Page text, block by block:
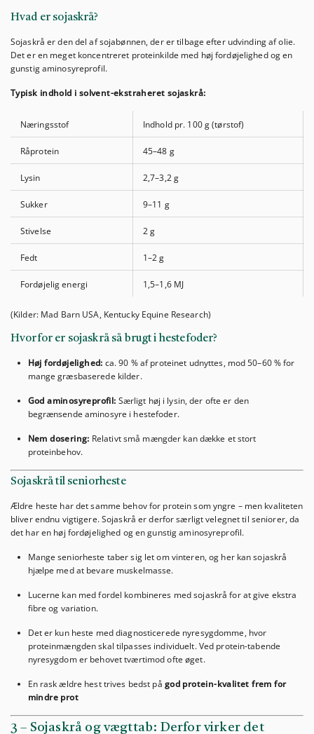
Hvad er sojaskrå?
Sojaskrå er den del af sojabønnen, der er tilbage efter udvinding af olie.
Det er en meget koncentreret proteinkilde med høj fordøjelighed og en
gunstig aminosyreprofil.
Typisk indhold i solvent-ekstraheret sojaskrå:
Næringsstof Indhold pr. 100 g (tørstof)
Råprotein 45–48 g
Lysin 2,7–3,2 g
Sukker 9–11 g
Stivelse 2 g
Fedt 1–2 g
Fordøjelig energi 1,5–1,6 MJ
(Kilder: Mad Barn USA, Kentucky Equine Research)
Hvorfor er sojaskrå så brugt i hestefoder?
Høj fordøjelighed: ca. 90 % af proteinet udnyttes, mod 50–60 % for
mange græsbaserede kilder.
God aminosyreprofil: Særligt høj i lysin, der ofte er den
begrænsende aminosyre i hestefoder.
Nem dosering: Relativt små mængder kan dække et stort
proteinbehov.
Sojaskrå til seniorheste
Ældre heste har det samme behov for protein som yngre – men kvaliteten
bliver endnu vigtigere. Sojaskrå er derfor særligt velegnet til seniorer, da
det har en høj fordøjelighed og en gunstig aminosyreprofil.
Mange seniorheste taber sig let om vinteren, og her kan sojaskrå
hjælpe med at bevare muskelmasse.
Lucerne kan med fordel kombineres med sojaskrå for at give ekstra
fibre og variation.
Det er kun heste med diagnosticerede nyresygdomme, hvor
proteinmængden skal tilpasses individuelt. Ved protein-tabende
nyresygdom er behovet tværtimod ofte øget.
En rask ældre hest trives bedst på god protein-kvalitet frem for
mindre prot
3 – Sojaskrå og vægttab: Derfor virker det